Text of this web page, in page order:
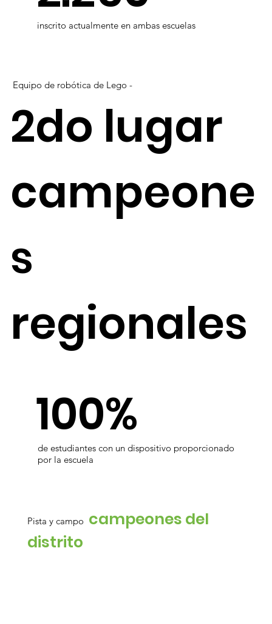
inscrito actualmente en ambas escuelas
100%
de estudiantes con un dispositivo proporcionado
por la escuela
Equipo de robótica de Lego -
2do lugar
campeone
s
regionales
Pista y campo campeones del
distrito